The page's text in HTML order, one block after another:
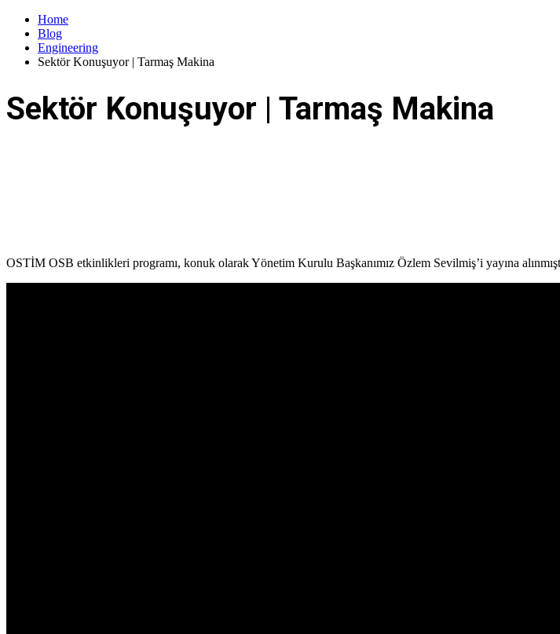
Home
Blog
Engineering
Sektör Konuşuyor | Tarmaş Makina
Sektör Konuşuyor | Tarmaş Makina
OSTİM OSB etkinlikleri programı, konuk olarak Yönetim Kurulu Başkanımız Özlem Sevilmiş’i yayına